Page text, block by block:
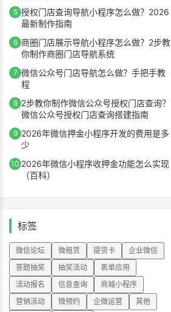
5 授权门店查询导航小程序怎么做？2026
最新制作指南
6 商圈门店展示导航小程序怎么做？2步教
你制作商圈门店导航系统
7 微信公众号门店导航怎么做？手把手教
程
8 2步教你制作微信公众号授权门店查询？
微信公众号授权门店查询搭建指南
9 2026年微信押金小程序开发的费用是多
少
10 2026年微信小程序收押金功能怎么实现
（百科）
标签
微信论坛 微租赁 提货卡
企业微信
答题抽奖
抽奖活动
表单应用
活动报名
信息查询
商城小程序
营销活动
微预约 企微运营 其他